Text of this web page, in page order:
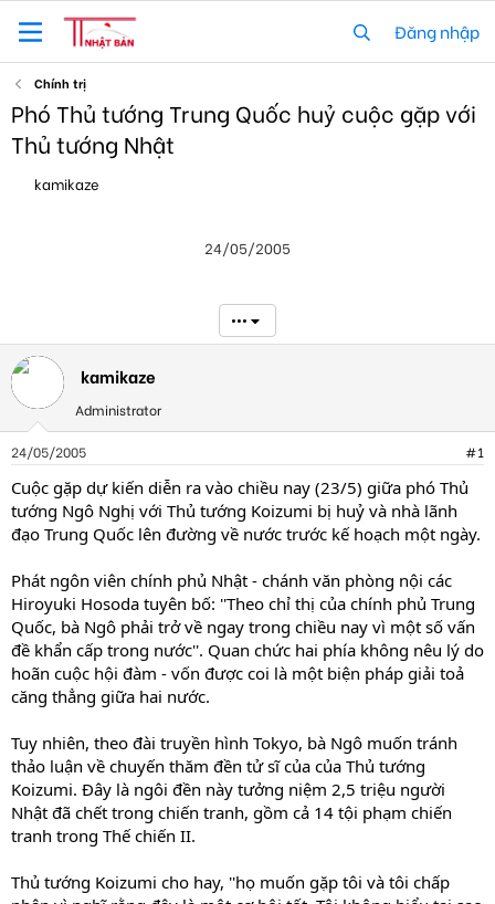
Đăng nhập
Chính trị
Phó Thủ tướng Trung Quốc huỷ cuộc gặp với
Thủ tướng Nhật
h
r
t
r
kamikaze
24/05/2005
•••
kamikaze
Administrator
24/05/2005 #1
Cuộc gặp dự kiến diễn ra vào chiều nay (23/5) giữa phó Thủ
tướng Ngô Nghị với Thủ tướng Koizumi bị huỷ và nhà lãnh
đạo Trung Quốc lên đường về nước trước kế hoạch một ngày.
Phát ngôn viên chính phủ Nhật - chánh văn phòng nội các
Hiroyuki Hosoda tuyên bố: ''Theo chỉ thị của chính phủ Trung
Quốc, bà Ngô phải trở về ngay trong chiều nay vì một số vấn
đề khẩn cấp trong nước''. Quan chức hai phía không nêu lý do
hoãn cuộc hội đàm - vốn được coi là một biện pháp giải toả
căng thẳng giữa hai nước.
Tuy nhiên, theo đài truyền hình Tokyo, bà Ngô muốn tránh
thảo luận về chuyến thăm đền tử sĩ của của Thủ tướng
Koizumi. Đây là ngôi đền này tưởng niệm 2,5 triệu người
Nhật đã chết trong chiến tranh, gồm cả 14 tội phạm chiến
tranh trong Thế chiến II.
Thủ tướng Koizumi cho hay, ''họ muốn gặp tôi và tôi chấp